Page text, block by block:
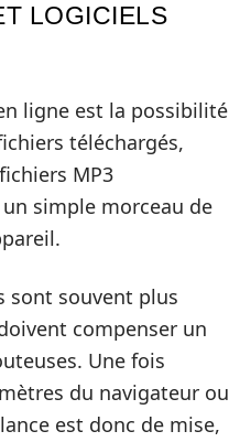
LOGICIELS
ligne est la possibilité
téléchargés,
MP3
simple morceau de
sont souvent plus
compenser un
Une fois
du navigateur ou
est donc de mise,